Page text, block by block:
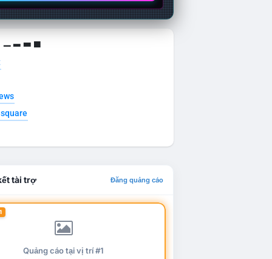
▁ ▂ ▃ ▄
tài trợ Đăng quảng cáo
Quảng cáo tại vị trí #1